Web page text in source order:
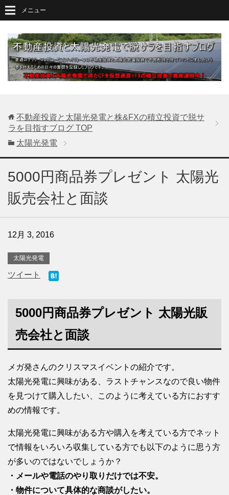
メニュー
不動産投資と太陽光発電と株&FXの積立投資で脱サ
ラを目指すブログ TOP
太陽光発電
5000円商品券プレゼント 太陽光
販売会社と面談
12月 3, 2016
太陽光発電
ツイート
5000円商品券プレゼント 太陽光販
売会社と面談
メガ発さんのクリスマスイベントの紹介です。
太陽光発電に興味がある、ラストチャンスなので良い物件
を見つけて購入したい、このように考えている方におすす
めの情報です。
太陽光発電に興味がある方や購入を考えている方でネット
で情報をいろいろ収集している方でも以下のように思う方
が多いのではないでしょうか？
・メールや電話のやり取りだけでは不安。
・物件について具体的な商談がしたい。